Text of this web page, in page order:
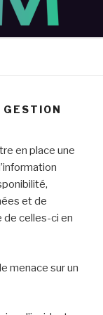
en place une
et de
de celles-ci en
menace sur un